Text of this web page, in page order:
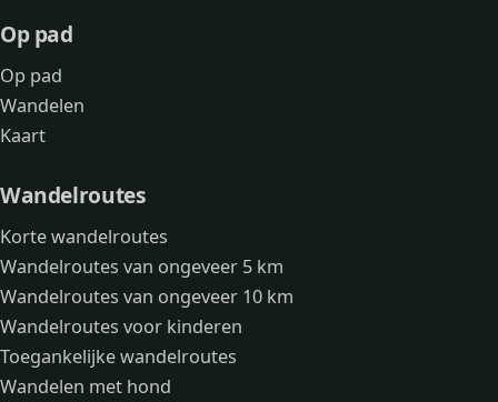
Op pad
Op pad
Wandelen
Kaart
Wandelroutes
Korte wandelroutes
Wandelroutes van ongeveer 5 km
Wandelroutes van ongeveer 10 km
Wandelroutes voor kinderen
Toegankelijke wandelroutes
Wandelen met hond